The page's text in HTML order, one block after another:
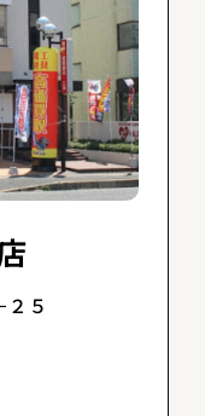
５